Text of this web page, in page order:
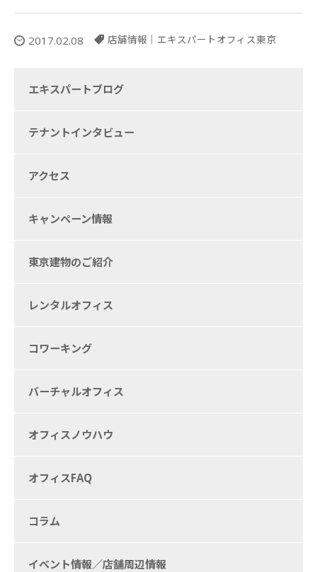
2017.02.08 店舗情報 ｜ エキスパートオフィス東京
エキスパートブログ
テナントインタビュー
アクセス
キャンペーン情報
東京建物のご紹介
レンタルオフィス
コワーキング
バーチャルオフィス
オフィスノウハウ
オフィスFAQ
コラム
イベント情報／店舗周辺情報